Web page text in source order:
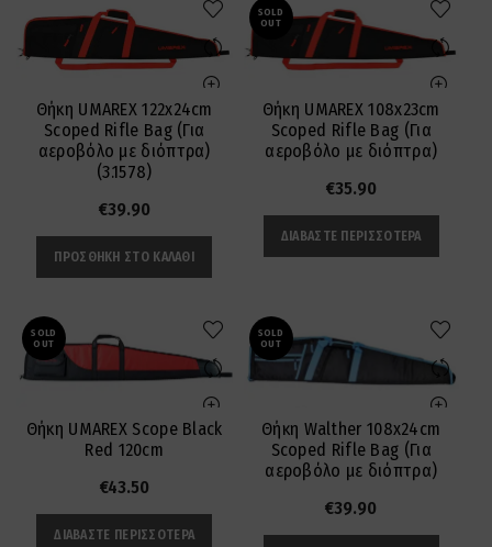
Θήκη UMAREX 122x24cm
Scoped Rifle Bag (Για
αεροβόλο με διόπτρα)
(3.1578)
€39.90
ΠΡΟΣΘΉΚΗ ΣΤΟ ΚΑΛΆΘΙ
SOLD
OUT
Θήκη UMAREX 108x23cm
Scoped Rifle Bag (Για
αεροβόλο με διόπτρα)
€35.90
ΔΙΑΒΆΣΤΕ ΠΕΡΙΣΣΌΤΕΡΑ
SOLD
OUT
Θήκη UMAREX Scope Black
Red 120cm
€43.50
ΔΙΑΒΆΣΤΕ ΠΕΡΙΣΣΌΤΕΡΑ
SOLD
OUT
Θήκη Walther 108x24cm
Scoped Rifle Bag (Για
αεροβόλο με διόπτρα)
€39.90